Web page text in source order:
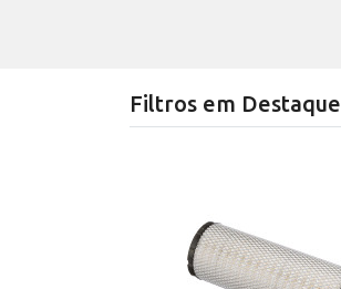
Filtros em Destaque